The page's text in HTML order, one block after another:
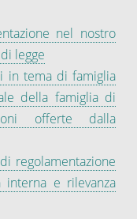
nel nostro
legge
in tema di famiglia
della famiglia di
offerte dalla
regolamentazione
interna e rilevanza